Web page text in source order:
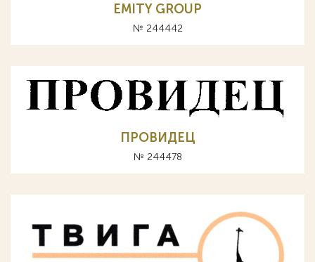
EMITY GROUP
№ 244442
ПРОВИДЕЦ
№ 244478